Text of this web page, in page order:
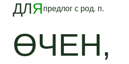
ДЛЯпредлог с род. п.
ӨЧЕН,